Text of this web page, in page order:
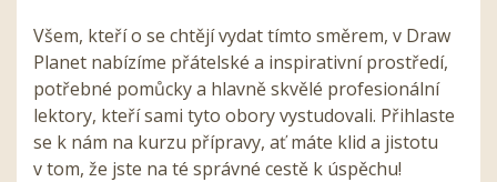
Všem, kteří o se chtějí vydat tímto směrem, v Draw
Planet nabízíme přátelské a inspirativní prostředí,
potřebné pomůcky a hlavně skvělé profesionální
lektory, kteří sami tyto obory vystudovali. Přihlaste
se k nám na kurzu přípravy, ať máte klid a jistotu
v tom, že jste na té správné cestě k úspěchu!